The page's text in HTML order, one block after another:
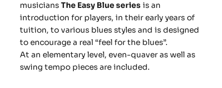
musicians The Easy Blue series is an
introduction for players, in their early years of
tuition, to various blues styles and is designed
to encourage a real “feel for the blues”.
At an elementary level, even-quaver as well as
swing tempo pieces are included.